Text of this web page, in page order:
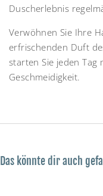
Duscherlebnis
Verwöhnen Sie Ihre
erfrischenden Duft
starten Sie jeden Tag
Geschmeidigkeit.
Das könnte dir auch